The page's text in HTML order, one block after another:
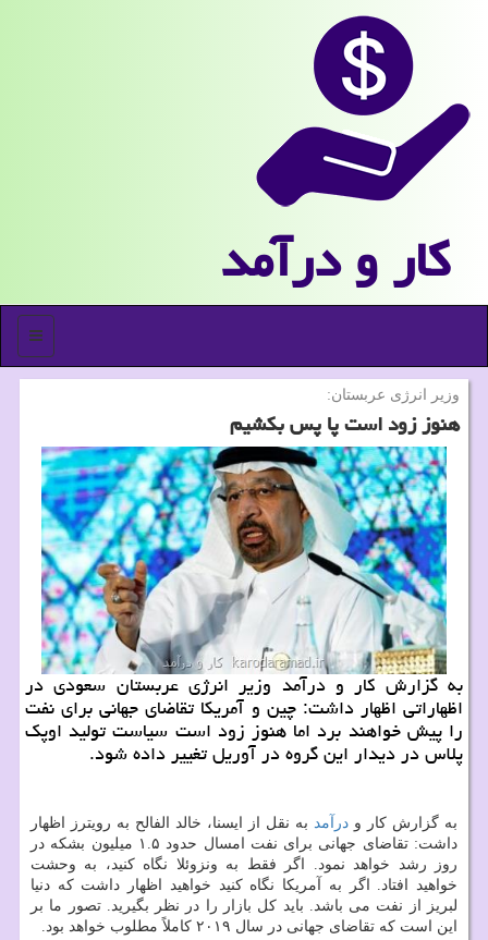
كار و درآمد
منو
وزیر انرژی عربستان:
هنوز زود است پا پس بكشیم
به گزارش كار و درآمد وزیر انرژی عربستان سعودی در
اظهاراتی اظهار داشت: چین و آمریكا تقاضای جهانی برای نفت
را پیش خواهند برد اما هنوز زود است سیاست تولید اوپك
پلاس در دیدار این گروه در آوریل تغییر داده شود.
به گزارش كار و درآمد به نقل از ایسنا، خالد الفالح به رویترز اظهار
داشت: تقاضای جهانی برای نفت امسال حدود ۱.۵ میلیون بشكه در
روز رشد خواهد نمود. اگر فقط به ونزوئلا نگاه كنید، به وحشت
خواهید افتاد. اگر به آمریكا نگاه كنید خواهید اظهار داشت كه دنیا
لبریز از نفت می باشد. باید كل بازار را در نظر بگیرید. تصور ما بر
این است كه تقاضای جهانی در سال ۲۰۱۹ كاملاً مطلوب خواهد بود.